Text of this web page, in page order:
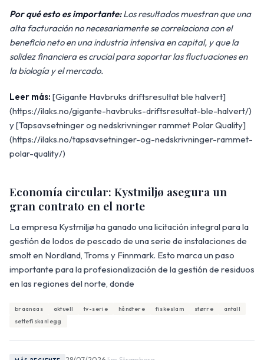
Por qué esto es importante:Los resultados muestran que una
alta facturación no necesariamente se correlaciona con el
beneficio neto en una industria intensiva en capital, y que la
solidez financiera es crucial para soportar las fluctuaciones en
la biología y el mercado.
Leer más: [Gigante Havbruks driftsresultat ble halvert]
(https://ilaks.no/gigante-havbruks-driftsresultat-ble-halvert/)
y [Tapsavsetninger og nedskrivninger rammet Polar Quality]
(https://ilaks.no/tapsavsetninger-og-nedskrivninger-rammet-
polar-quality/)
Economía circular: Kystmiljø asegura un
gran contrato en el norte
La empresa Kystmiljø ha ganado una licitación integral para la
gestión de lodos de pescado de una serie de instalaciones de
smolt en Nordland, Troms y Finnmark. Esto marca un paso
importante para la profesionalización de la gestión de residuos
en las regiones del norte, donde
braanaas aktuell tv-serie håndtere fiskeslam større
antall
settefiskanlegg